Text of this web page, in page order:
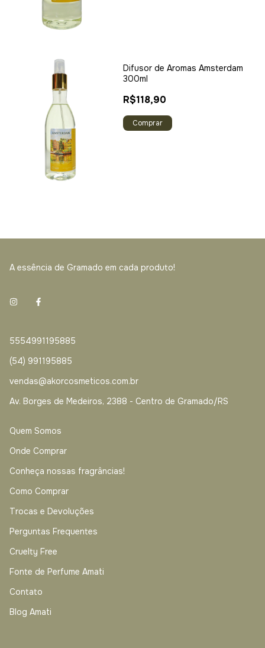
Difusor de Aromas Amsterdam
300ml
R$118,90
A essência de Gramado em cada produto!
5554991195885
(54) 991195885
vendas@akorcosmeticos.com.br
Av. Borges de Medeiros, 2388 - Centro de Gramado/RS
Quem Somos
Onde Comprar
Conheça nossas fragrâncias!
Como Comprar
Trocas e Devoluções
Perguntas Frequentes
Cruelty Free
Fonte de Perfume Amati
Contato
Blog Amati